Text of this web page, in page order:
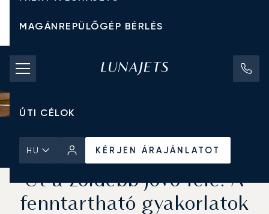
MAGÁNREPÜLŐGÉP BÉRLÉS
CHARTER ÁRAK
MAGÁNREPÜLŐGÉPEK
ÚTI CÉLOK
HU KÉRJEN ÁRAJÁNLATOT
Kezdőlap Hírek és Betekintés
Út a zöldebb jövő felé: A
fenntartható gyakorlatok